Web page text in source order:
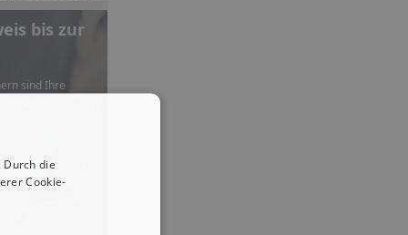
bis zur
sind Ihre
die
Cookie-